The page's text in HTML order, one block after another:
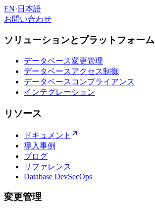
EN· 日本語
お問い合わせ
ソリューションとプラットフォーム
データベース変更管理
データベースアクセス制御
データベースコンプライアンス
インテグレーション
リソース
ドキュメント
導入事例
ブログ
リファレンス
Database DevSecOps
変更管理